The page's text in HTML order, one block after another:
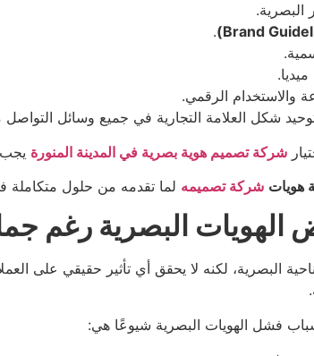
البصرية.
.
والاستخدام الرقمي.
شكل العلامة التجارية في جميع وسائل التواصل
شركة تصميم هوية بصرية في المدينة المنورة
هويات شركة تصميمه لما تقدمه من حلول
الهويات البصرية رغم
البصرية، لكنه لا يحقق أي تأثير حقيقي على
فشل الهويات البصرية شيوعًا هي: